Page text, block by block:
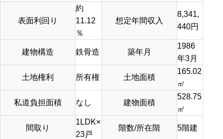
表面利回り
約
11.12
％
想定年間収入
8,341,
440円
建物構造 鉄骨造 築年月
1986
年3月
土地権利 所有権 土地面積
165.02
㎡
私道負担面積 なし 建物面積
528.75
㎡
間取り
1LDK×
23戸
階数/所在階 5階建